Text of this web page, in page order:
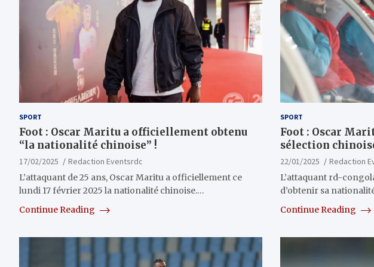
SPORT
Foot : Oscar Maritu a officiellement obtenu
“la nationalité chinoise” !
17/02/2025
Redaction Eventsrdc
L’attaquant de 25 ans, Oscar Maritu a officiellement ce
lundi 17 février 2025 la nationalité chinoise.…
Continue Reading
SPORT
Foot : Oscar
sélection
22/01/2025
Redaction
L’attaquant rd-
d’obtenir sa
Continue Reading